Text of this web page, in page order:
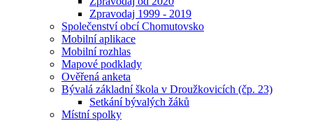
Zpravodaj 1999 - 2019
Společenství obcí Chomutovsko
Mobilní aplikace
Mobilní rozhlas
Mapové podklady
Ověřená anketa
Bývalá základní škola v Droužkovicích (čp. 23)
Setkání bývalých žáků
Místní spolky